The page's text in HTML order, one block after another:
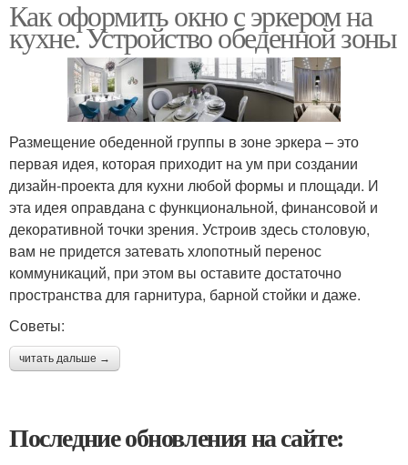
Как оформить окно с эркером на
кухне. Устройство обеденной зоны
Размещение обеденной группы в зоне эркера – это
первая идея, которая приходит на ум при создании
дизайн-проекта для кухни любой формы и площади. И
эта идея оправдана с функциональной, финансовой и
декоративной точки зрения. Устроив здесь столовую,
вам не придется затевать хлопотный перенос
коммуникаций, при этом вы оставите достаточно
пространства для гарнитура, барной стойки и даже.
Советы:
читать дальше →
Последние обновления на сайте: